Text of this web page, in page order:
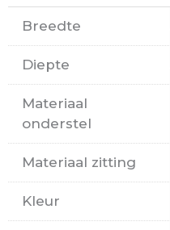
Breedte
Diepte
Materiaal
onderstel
Materiaal zitting
Kleur